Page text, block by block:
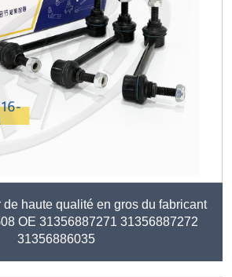
de haute qualité en gros du fabricant
OE 31356887271 31356887272
31356886035